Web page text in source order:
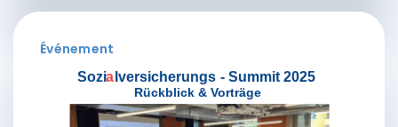
Événement